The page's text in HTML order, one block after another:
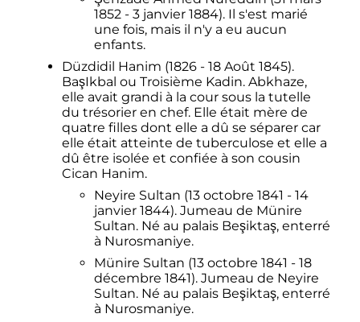
1852 - 3 janvier 1884). Il s'est marié
une fois, mais il n'y a eu aucun
enfants.
Düzdidil Hanim (1826 - 18 Août 1845).
BaşIkbal ou Troisième Kadin. Abkhaze,
elle avait grandi à la cour sous la tutelle
du trésorier en chef. Elle était mère de
quatre filles dont elle a dû se séparer car
elle était atteinte de tuberculose et elle a
dû être isolée et confiée à son cousin
Cican Hanim.
Neyire Sultan (13 octobre 1841 - 14
janvier 1844). Jumeau de Münire
Sultan. Né au palais Beşiktaş, enterré
à Nurosmaniye.
Münire Sultan (13 octobre 1841 - 18
décembre 1841). Jumeau de Neyire
Sultan. Né au palais Beşiktaş, enterré
à Nurosmaniye.